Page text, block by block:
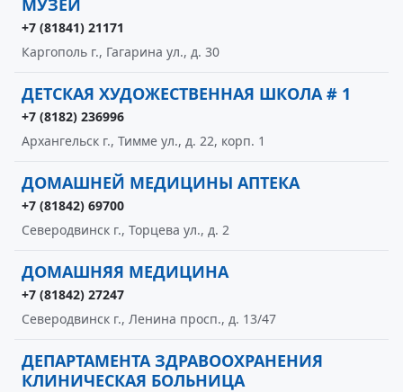
МУЗЕЙ
+7 (81841) 21171
Каргополь г., Гагарина ул., д. 30
ДЕТСКАЯ ХУДОЖЕСТВЕННАЯ ШКОЛА # 1
+7 (8182) 236996
Архангельск г., Тимме ул., д. 22, корп. 1
ДОМАШНЕЙ МЕДИЦИНЫ АПТЕКА
+7 (81842) 69700
Северодвинск г., Торцева ул., д. 2
ДОМАШНЯЯ МЕДИЦИНА
+7 (81842) 27247
Северодвинск г., Ленина просп., д. 13/47
ДЕПАРТАМЕНТА ЗДРАВООХРАНЕНИЯ
КЛИНИЧЕСКАЯ БОЛЬНИЦА